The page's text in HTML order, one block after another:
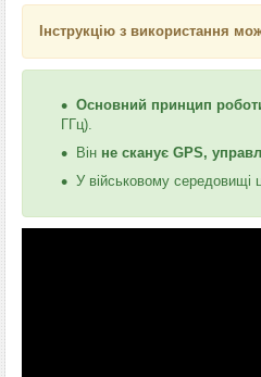
Інструкцію з використання
Основний принцип
ГГц).
Він не сканує GPS,
У військовому середовищі